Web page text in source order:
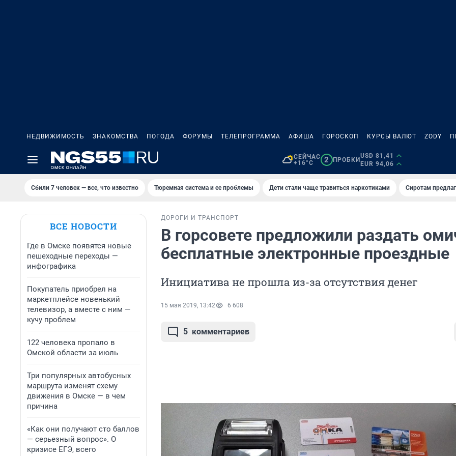
НЕДВИЖИМОСТЬ ЗНАКОМСТВА ПОГОДА ФОРУМЫ ТЕЛЕПРОГРАММА АФИША ГОРОСКОП КУРСЫ ВАЛЮТ ZODY
СЕЙЧАС
+16°C
2 ПРОБКИ
USD 81,41
EUR 94,06
Сбили 7 человек — все, что известно Тюремная система и ее проблемы Дети стали чаще травиться наркотиками Сиротам
ВСЕ НОВОСТИ
Где в Омске появятся новые
пешеходные переходы —
инфографика
Покупатель приобрел на
маркетплейсе новенький
телевизор, а вместе с ним —
кучу проблем
122 человека пропало в
Омской области за июль
Три популярных автобусных
маршрута изменят схему
движения в Омске — в чем
причина
«Как они получают сто баллов
— серьезный вопрос». О
кризисе ЕГЭ, всего
ДОРОГИ И ТРАНСПОРТ
В горсовете предложили раздать
бесплатные электронные проездные
Инициатива не прошла из-за отсутствия денег
15 мая 2019, 13:42 6 608
5 комментариев